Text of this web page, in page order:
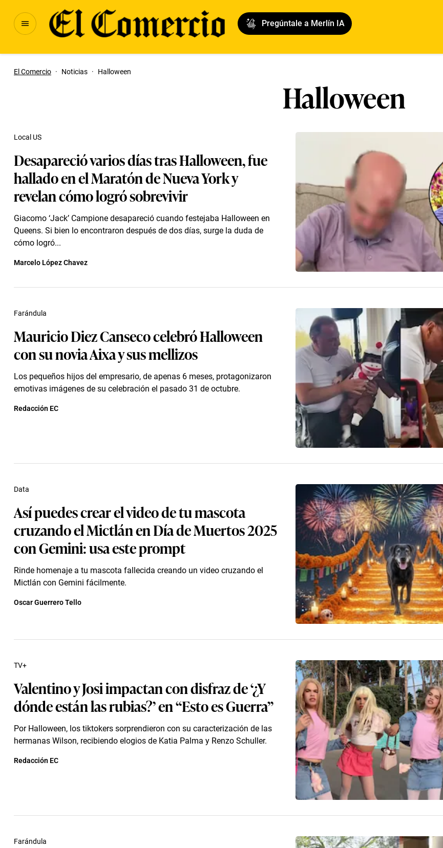
Pregúntale a Merlín IA
El Comercio · Noticias · Halloween
Halloween
Desapareció varios días tras Halloween, fue
hallado en el Maratón de Nueva York y
revelan cómo logró sobrevivir
Giacomo ‘Jack’ Campione desapareció cuando festejaba Halloween en
Queens. Si bien lo encontraron después de dos días, surge la duda de
cómo logró...
Local US
Marcelo López Chavez
Mauricio Diez Canseco celebró Halloween
con su novia Aixa y sus mellizos
Los pequeños hijos del empresario, de apenas 6 meses, protagonizaron
emotivas imágenes de su celebración el pasado 31 de octubre.
Farándula
Redacción EC
Así puedes crear el video de tu mascota
cruzando el Mictlán en Día de Muertos 2025
con Gemini: usa este prompt
Rinde homenaje a tu mascota fallecida creando un video cruzando el
Mictlán con Gemini fácilmente.
Data
Oscar Guerrero Tello
Valentino y Josi impactan con disfraz de ‘¿Y
dónde están las rubias?’ en “Esto es Guerra”
Por Halloween, los tiktokers sorprendieron con su caracterización de las
hermanas Wilson, recibiendo elogios de Katia Palma y Renzo Schuller.
TV+
Redacción EC
Farándula